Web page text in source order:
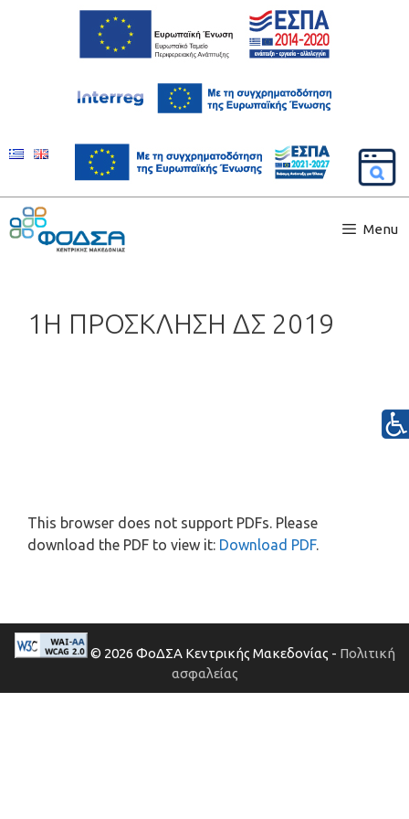
Menu
1Η ΠΡΟΣΚΛΗΣΗ ΔΣ 2019
This browser does not support PDFs. Please
download the PDF to view it: Download PDF.
© 2026 ΦοΔΣΑ Κεντρικής Μακεδονίας - Πολιτική
ασφαλείας